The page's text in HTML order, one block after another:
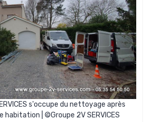
s'occupe du nettoyage après
| ©Groupe 2V SERVICES